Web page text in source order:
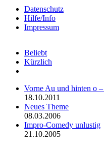
Area
Datenschutz
Hilfe/Info
Impressum
Beliebt
Kürzlich
Vorne Au und hinten o
18.10.2011
Neues Theme
08.03.2006
Impro-Comedy unlustig
21.10.2005